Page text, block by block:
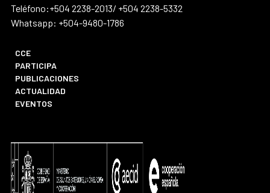
Teléfono:+504 2238-2013/ +504 2238-5332
Whatsapp: +504-9480-1786
CCE
PARTICIPA
PUBLICACIONES
ACTUALIDAD
EVENTOS